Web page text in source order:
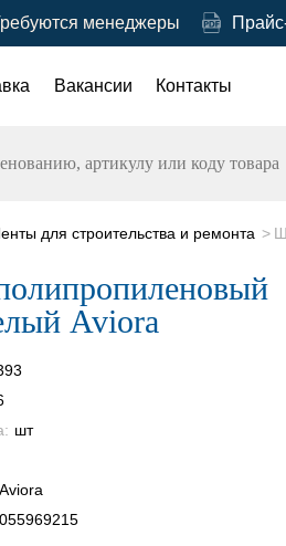
менеджеры
Вакансии Контакты
для строительства и ремонта
Aviora
шт
Aviora